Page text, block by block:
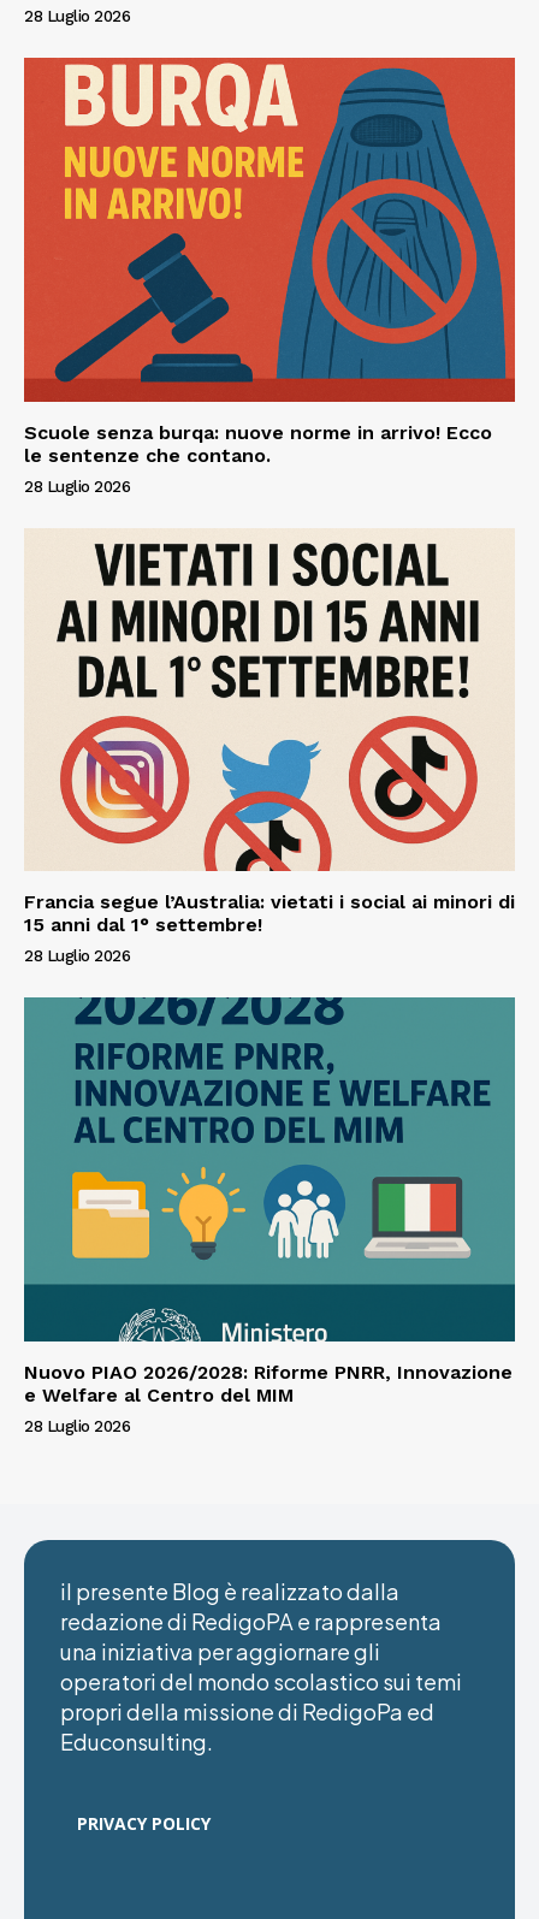
28 Luglio 2026
Scuole senza burqa: nuove norme in arrivo! Ecco
le sentenze che contano.
28 Luglio 2026
Francia segue l’Australia: vietati i social ai minori di
15 anni dal 1° settembre!
28 Luglio 2026
Nuovo PIAO 2026/2028: Riforme PNRR, Innovazione
e Welfare al Centro del MIM
28 Luglio 2026
il presente Blog è realizzato dalla
redazione di RedigoPA e rappresenta
una iniziativa per aggiornare gli
operatori del mondo scolastico sui temi
propri della missione di RedigoPa ed
Educonsulting.
PRIVACY POLICY